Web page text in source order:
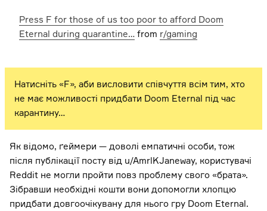
Press F for those of us too poor to afford Doom
Eternal during quarantine… from r/gaming
Натисніть «F», аби висловити співчуття всім тим, хто
не має можливості придбати Doom Eternal під час
карантину…
Як відомо, ґеймери — доволі емпатичні особи, тож
після публікації посту від u/AmrlKJaneway, користувачі
Reddit не могли пройти повз проблему свого «брата».
Зібравши необхідні кошти вони допомогли хлопцю
придбати довгоочікувану для нього гру Doom Eternal.